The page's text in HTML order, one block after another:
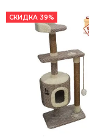
СКИДКА 39%